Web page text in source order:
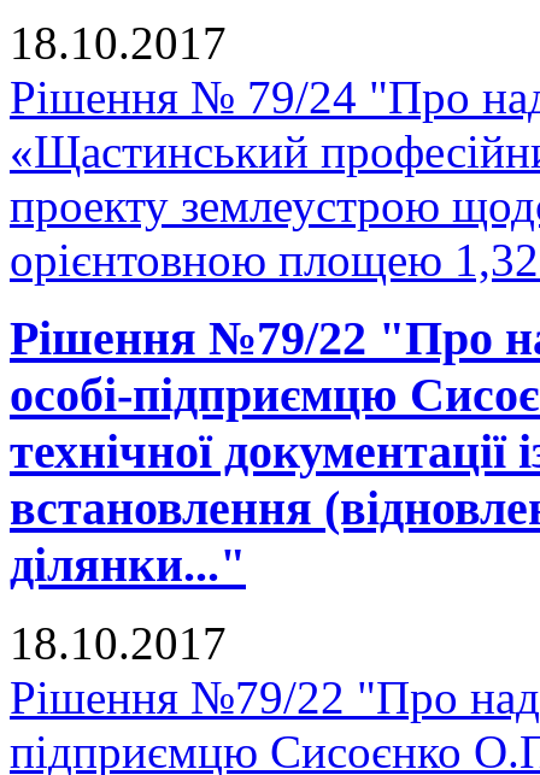
18.10.2017
Рішення № 79/24 "Про
«Щастинський
проекту землеустрою
орієнтовною площею
Рішення №79/22 "Про
особі-підприємцю
технічної
встановлення
ділянки..."
18.10.2017
Рішення №79/22 "Про
підприємцю Сисоєнко